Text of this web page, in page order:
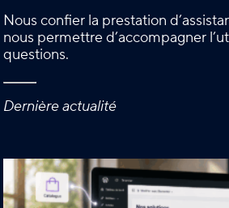
Nous confier la prestation
nous permettre d’accompagner
questions.
Dernière actualité